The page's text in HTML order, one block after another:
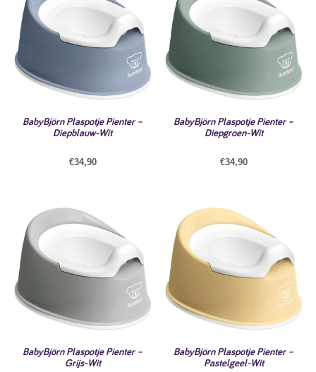
BabyBjörn Plaspotje Pienter –
Diepblauw-Wit
€34,90
BabyBjörn Plaspotje Pienter –
Diepgroen-Wit
€34,90
BabyBjörn Plaspotje Pienter –
Grijs-Wit
BabyBjörn Plaspotje Pienter –
Pastelgeel-Wit